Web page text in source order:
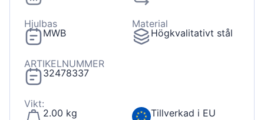
Hjulbas
MWB
Material
Högkvalitativt stål
ARTIKELNUMMER
32478337
Vikt:
2.00 kg
Tillverkad i EU